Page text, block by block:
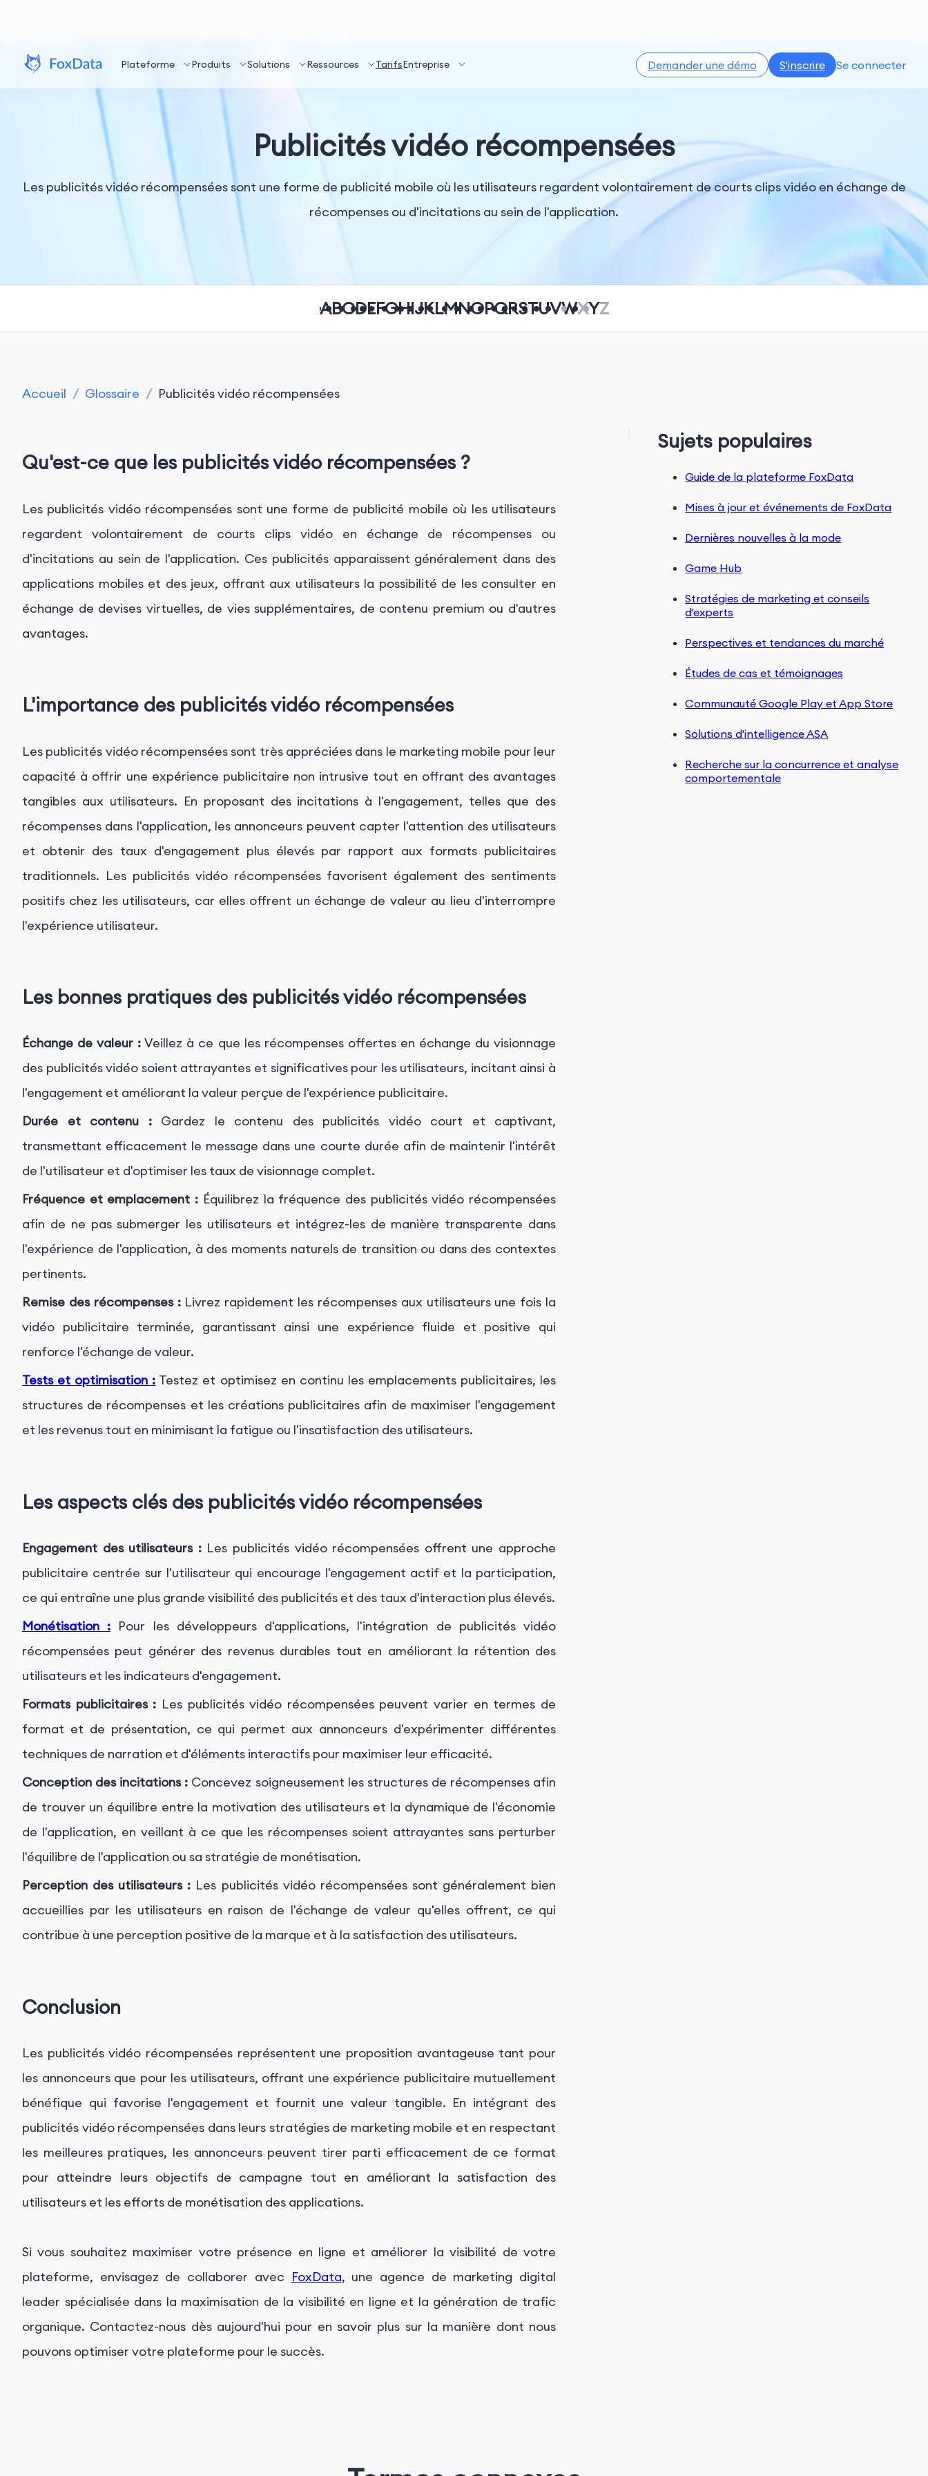
Plateforme Produits Solutions Ressources TarifsEntreprise Demander une démo S'inscrire Se connecter
Publicités vidéo récompensées
Les publicités vidéo récompensées sont une forme de publicité mobile où les utilisateurs regardent volontairement de courts clips vidéo en échange de
récompenses ou d'incitations au sein de l'application.
ABCDEFGHIJKLMNOPQRSTUVWXYZ
Accueil / Glossaire / Publicités vidéo récompensées
Qu'est-ce que les publicités vidéo récompensées ?
Les publicités vidéo récompensées sont une forme de publicité mobile où les utilisateurs
regardent volontairement de courts clips vidéo en échange de récompenses ou
d'incitations au sein de l'application. Ces publicités apparaissent généralement dans des
applications mobiles et des jeux, offrant aux utilisateurs la possibilité de les consulter en
échange de devises virtuelles, de vies supplémentaires, de contenu premium ou d'autres
avantages.
L'importance des publicités vidéo récompensées
Les publicités vidéo récompensées sont très appréciées dans le marketing mobile pour leur
capacité à offrir une expérience publicitaire non intrusive tout en offrant des avantages
tangibles aux utilisateurs. En proposant des incitations à l'engagement, telles que des
récompenses dans l'application, les annonceurs peuvent capter l'attention des utilisateurs
et obtenir des taux d'engagement plus élevés par rapport aux formats publicitaires
traditionnels. Les publicités vidéo récompensées favorisent également des sentiments
positifs chez les utilisateurs, car elles offrent un échange de valeur au lieu d'interrompre
l'expérience utilisateur.
Les bonnes pratiques des publicités vidéo récompensées
Échange de valeur : Veillez à ce que les récompenses offertes en échange du visionnage
des publicités vidéo soient attrayantes et significatives pour les utilisateurs, incitant ainsi à
l'engagement et améliorant la valeur perçue de l'expérience publicitaire.
Durée et contenu :Gardez le contenu des publicités vidéo court et captivant,
transmettant efficacement le message dans une courte durée afin de maintenir l'intérêt
de l'utilisateur et d'optimiser les taux de visionnage complet.
Fréquence et emplacement : Équilibrez la fréquence des publicités vidéo récompensées
afin de ne pas submerger les utilisateurs et intégrez-les de manière transparente dans
l'expérience de l'application, à des moments naturels de transition ou dans des contextes
pertinents.
Remise des récompenses :Livrez rapidement les récompenses aux utilisateurs une fois la
vidéo publicitaire terminée, garantissant ainsi une expérience fluide et positive qui
renforce l'échange de valeur.
Tests et optimisation : Testez et optimisez en continu les emplacements publicitaires, les
structures de récompenses et les créations publicitaires afin de maximiser l'engagement
et les revenus tout en minimisant la fatigue ou l'insatisfaction des utilisateurs.
Les aspects clés des publicités vidéo récompensées
Engagement des utilisateurs :Les publicités vidéo récompensées offrent une approche
publicitaire centrée sur l'utilisateur qui encourage l'engagement actif et la participation,
ce qui entraîne une plus grande visibilité des publicités et des taux d'interaction plus élevés.
Monétisation : Pour les développeurs d'applications, l'intégration de publicités vidéo
récompensées peut générer des revenus durables tout en améliorant la rétention des
utilisateurs et les indicateurs d'engagement.
Formats publicitaires : Les publicités vidéo récompensées peuvent varier en termes de
format et de présentation, ce qui permet aux annonceurs d'expérimenter différentes
techniques de narration et d'éléments interactifs pour maximiser leur efficacité.
Conception des incitations : Concevez soigneusement les structures de récompenses afin
de trouver un équilibre entre la motivation des utilisateurs et la dynamique de l'économie
de l'application, en veillant à ce que les récompenses soient attrayantes sans perturber
l'équilibre de l'application ou sa stratégie de monétisation.
Perception des utilisateurs : Les publicités vidéo récompensées sont généralement bien
accueillies par les utilisateurs en raison de l'échange de valeur qu'elles offrent, ce qui
contribue à une perception positive de la marque et à la satisfaction des utilisateurs.
Conclusion
Les publicités vidéo récompensées représentent une proposition avantageuse tant pour
les annonceurs que pour les utilisateurs, offrant une expérience publicitaire mutuellement
bénéfique qui favorise l'engagement et fournit une valeur tangible. En intégrant des
publicités vidéo récompensées dans leurs stratégies de marketing mobile et en respectant
les meilleures pratiques, les annonceurs peuvent tirer parti efficacement de ce format
pour atteindre leurs objectifs de campagne tout en améliorant la satisfaction des
utilisateurs et les efforts de monétisation des applications.
Si vous souhaitez maximiser votre présence en ligne et améliorer la visibilité de votre
plateforme, envisagez de collaborer avec FoxData, une agence de marketing digital
leader spécialisée dans la maximisation de la visibilité en ligne et la génération de trafic
organique. Contactez-nous dès aujourd'hui pour en savoir plus sur la manière dont nous
pouvons optimiser votre plateforme pour le succès.
Sujets populaires
Guide de la plateforme FoxData
Mises à jour et événements de FoxData
Dernières nouvelles à la mode
Game Hub
Stratégies de marketing et conseils
d'experts
Perspectives et tendances du marché
Études de cas et témoignages
Communauté Google Play et App Store
Solutions d'intelligence ASA
Recherche sur la concurrence et analyse
comportementale